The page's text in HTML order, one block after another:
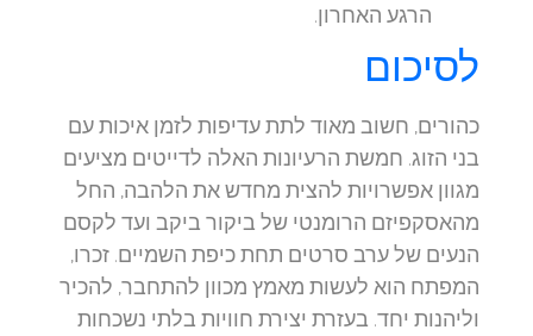
הרגע האחרון.
לסיכום
כהורים, חשוב מאוד לתת עדיפות לזמן איכות עם
בני הזוג. חמשת הרעיונות האלה לדייטים מציעים
מגוון אפשרויות להצית מחדש את הלהבה, החל
מהאסקפיזם הרומנטי של ביקור ביקב ועד לקסם
הנעים של ערב סרטים תחת כיפת השמיים. זכרו,
המפתח הוא לעשות מאמץ מכוון להתחבר, להכיר
וליהנות יחד. בעזרת יצירת חוויות בלתי נשכחות